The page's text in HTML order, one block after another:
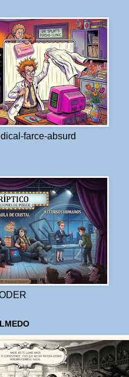
farce-absurd